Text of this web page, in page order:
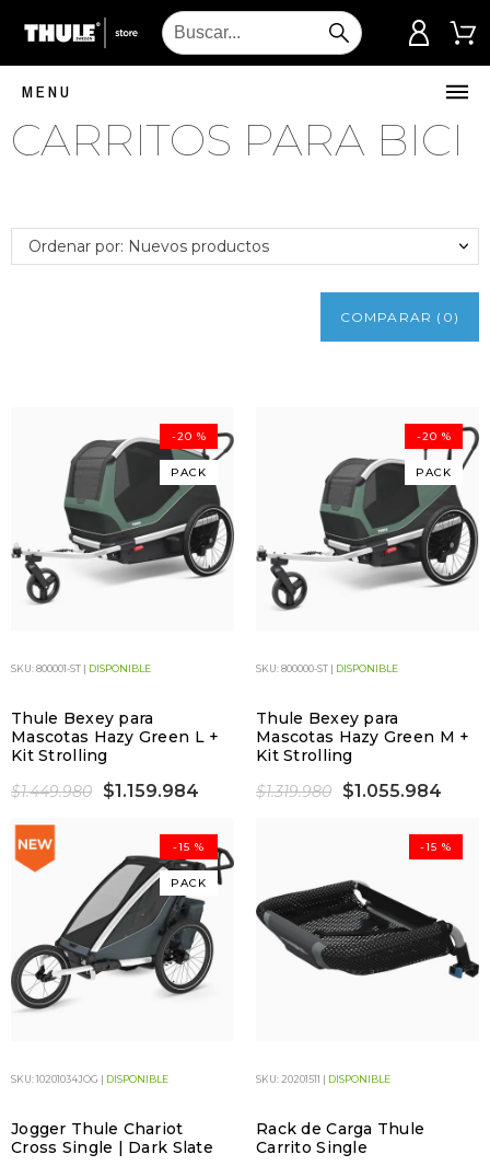
MENU
CARRITOS PARA BICI
Ordenar por: Nuevos productos
COMPARAR ( 0 )
SKU: 800001-ST | DISPONIBLE
Thule Bexey para
Mascotas Hazy Green L +
Kit Strolling
$1.449.980
$1.159.984
-20 %
PACK
SKU: 800000-ST | DISPONIBLE
Thule Bexey para
Mascotas Hazy Green M +
Kit Strolling
$1.319.980
$1.055.984
-20 %
PACK
SKU: 10201034JOG | DISPONIBLE
Jogger Thule Chariot
Cross Single | Dark Slate
-15 %
PACK
SKU: 20201511 | DISPONIBLE
Rack de Carga Thule
Carrito Single
-15 %